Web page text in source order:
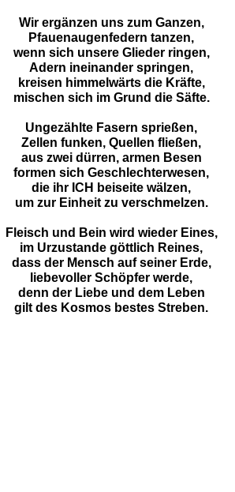
Wir ergänzen uns zum Ganzen,
Pfauenaugenfedern tanzen,
wenn sich unsere Glieder ringen,
Adern ineinander springen,
kreisen himmelwärts die Kräfte,
mischen sich im Grund die Säfte.
Ungezählte Fasern sprießen,
Zellen funken, Quellen fließen,
aus zwei dürren, armen Besen
formen sich Geschlechterwesen,
die ihr ICH beiseite wälzen,
um zur Einheit zu verschmelzen.
Fleisch und Bein wird wieder Eines,
im Urzustande göttlich Reines,
dass der Mensch auf seiner Erde,
liebevoller Schöpfer werde,
denn der Liebe und dem Leben
gilt des Kosmos bestes Streben.